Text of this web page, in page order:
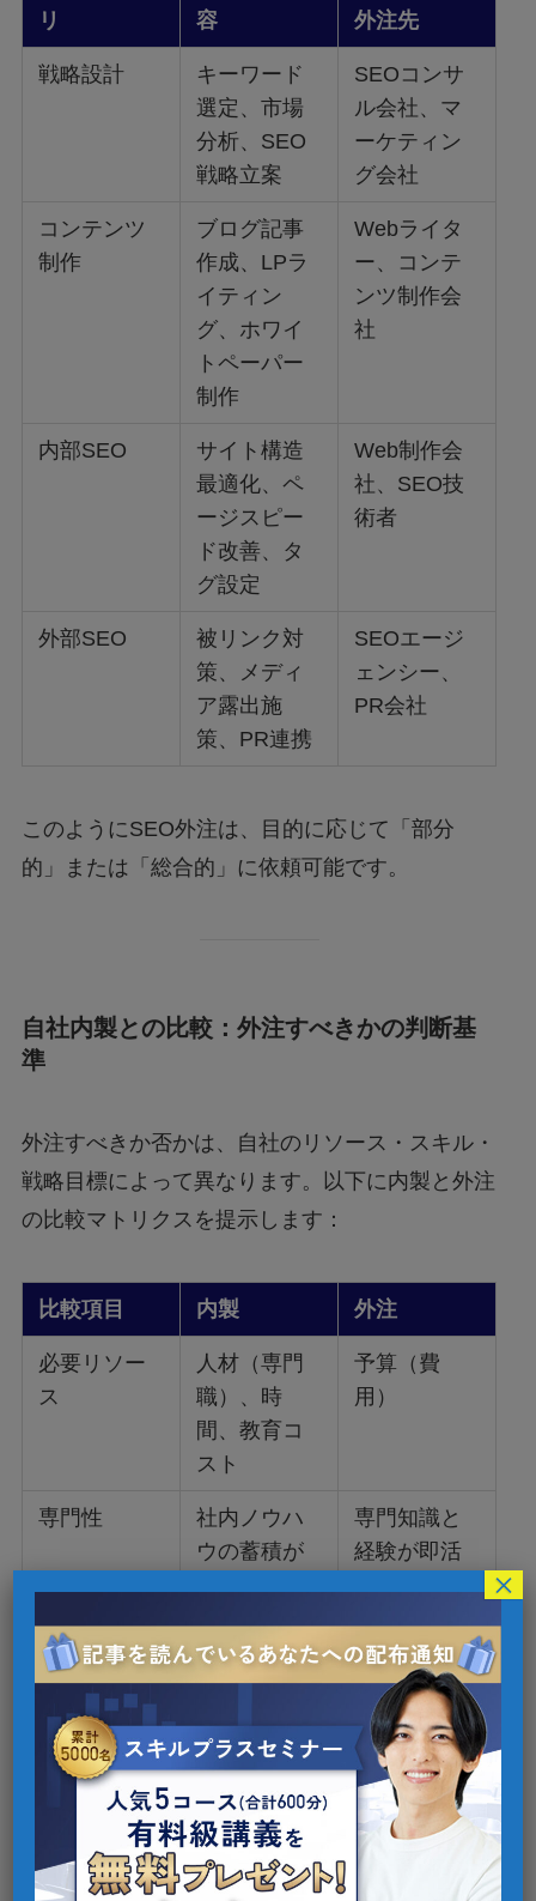
リ
容
外注先
戦略設計
キーワード
選定、市場
分析、SEO
戦略立案
SEOコンサ
ル会社、マ
ーケティン
グ会社
コンテンツ
制作
ブログ記事
作成、LPラ
イティン
グ、ホワイ
トペーパー
制作
Webライタ
ー、コンテ
ンツ制作会
社
内部SEO
サイト構造
最適化、ペ
ージスピー
ド改善、タ
グ設定
Web制作会
社、SEO技
術者
外部SEO
被リンク対
策、メディ
ア露出施
策、PR連携
SEOエージ
ェンシー、
PR会社
このようにSEO外注は、目的に応じて「部分
的」または「総合的」に依頼可能です。
自社内製との比較：外注すべきかの判断基
準
外注すべきか否かは、自社のリソース・スキル・
戦略目標によって異なります。以下に内製と外注
の比較マトリクスを提示します：
比較項目 内製 外注
必要リソー
ス
人材（専門
職）、時
間、教育コ
スト
予算（費
用）
専門性
社内ノウハ
ウの蓄積が
専門知識と
経験が即活
スピード
がかかるが
即効性が高
く、効率的
に施策展開
可能
品質
担当者のス
キルに依存
業界実績に
基づいた高
×